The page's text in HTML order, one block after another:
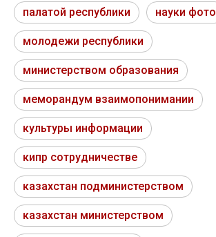
палатой республики науки фото
молодежи республики
министерством образования
меморандум взаимопонимании
культуры информации
кипр сотрудничестве
казахстан подминистерством
казахстан министерством